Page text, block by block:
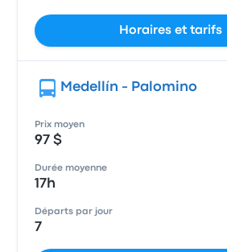
Horaires et tarifs
Medellín - Palomino
Prix moyen
97 $
Durée moyenne
17h
Départs par jour
7